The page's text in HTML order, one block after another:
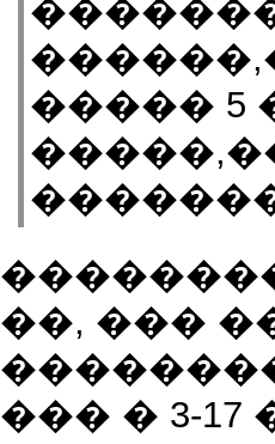
����� 5
��, ���
��� � 3-